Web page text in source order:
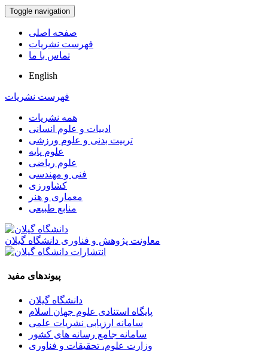
Toggle navigation
صفحه اصلی
فهرست نشریات
تماس با ما
English
فهرست نشریات
همه نشریات
ادبیات و علوم انسانی
تربیت بدنی و علوم ورزشی
علوم پایه
علوم ریاضی
فنی و مهندسی
کشاورزی
معماری و هنر
منابع طبیعی
معاونت پژوهش و فناوری دانشگاه گیلان
پیوندهای مفید
دانشگاه گیلان
پایگاه استنادی علوم جهان اسلام
سامانه ارزیابی نشریات علمی
سامانه جامع رسانه های کشور
وزارت علوم، تحقیقات و فناوری